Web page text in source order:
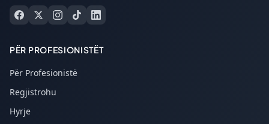
PËR PROFESIONISTËT
Për Profesionistë
Regjistrohu
Hyrje